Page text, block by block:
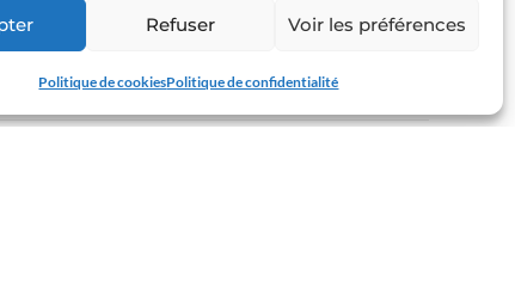
Refuser Voir les préférences
Politique de cookiesPolitique de confidentialité
côte anglaise est ensoleillé. Tout va bien !